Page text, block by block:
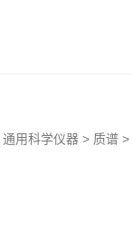
通用科学仪器 > 质谱 >